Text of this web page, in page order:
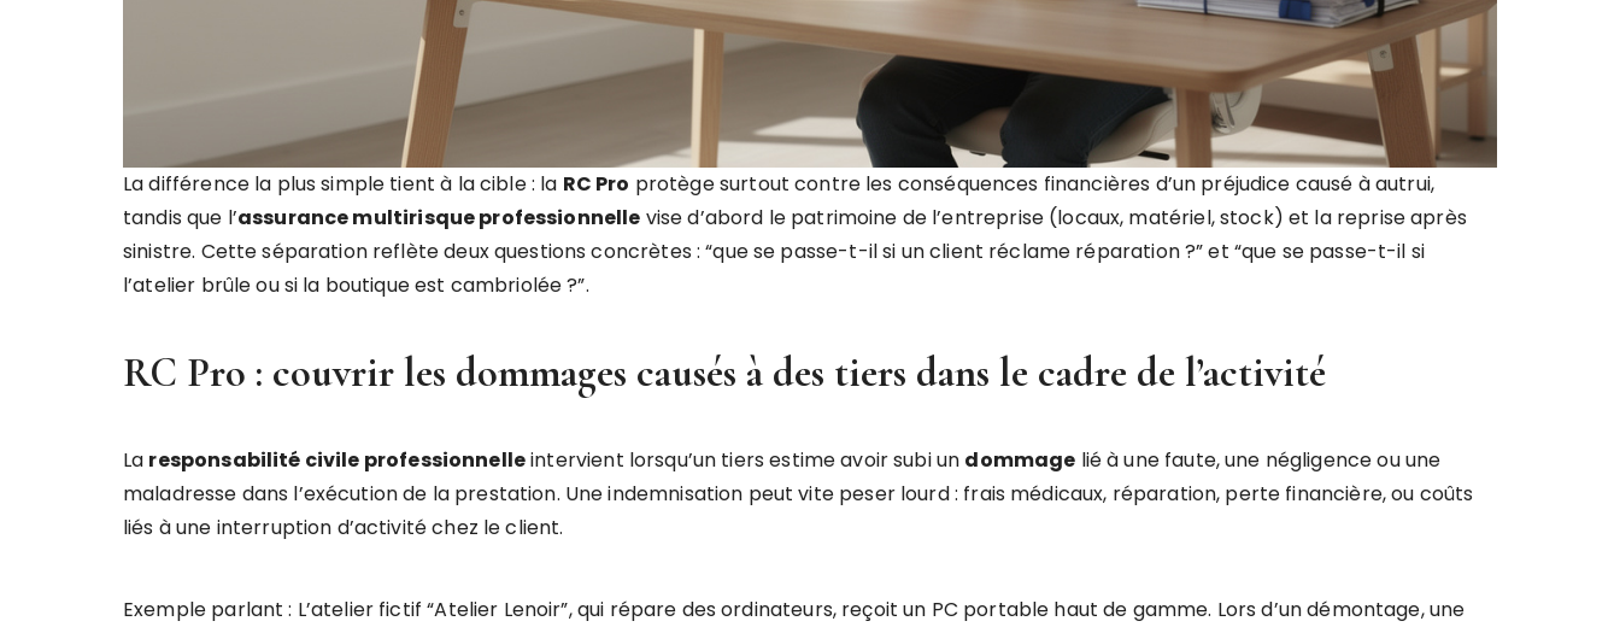
La différence la plus simple tient à la cible : la RC Pro protège surtout contre les conséquences financières d’un préjudice causé à autrui,
tandis que l’assurance multirisque professionnelle vise d’abord le patrimoine de l’entreprise (locaux, matériel, stock) et la reprise après
sinistre. Cette séparation reflète deux questions concrètes : “que se passe-t-il si un client réclame réparation ?” et “que se passe-t-il si
l’atelier brûle ou si la boutique est cambriolée ?”.
RC Pro : couvrir les dommages causés à des tiers dans le cadre de l’activité
La responsabilité civile professionnelleintervient lorsqu’un tiers estime avoir subi un dommage lié à une faute, une négligence ou une
maladresse dans l’exécution de la prestation. Une indemnisation peut vite peser lourd : frais médicaux, réparation, perte financière, ou coûts
liés à une interruption d’activité chez le client.
Exemple parlant : L’atelier fictif “Atelier Lenoir”, qui répare des ordinateurs, reçoit un PC portable haut de gamme. Lors d’un démontage, une